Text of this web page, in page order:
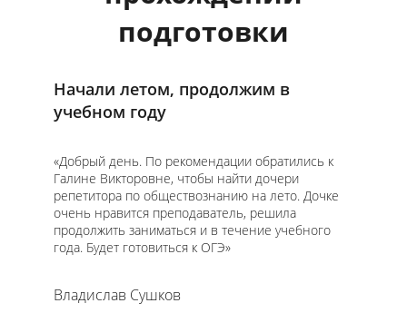
подготовки
Начали летом, продолжим в
учебном году
«Добрый день. По рекомендации обратились к
Галине Викторовне, чтобы найти дочери
репетитора по обществознанию на лето. Дочке
очень нравится преподаватель, решила
продолжить заниматься и в течение учебного
года. Будет готовиться к ОГЭ»
Владислав Сушков